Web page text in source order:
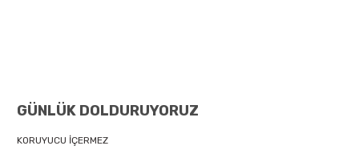
GÜNLÜK DOLDURUYORUZ
KORUYUCU İÇERMEZ